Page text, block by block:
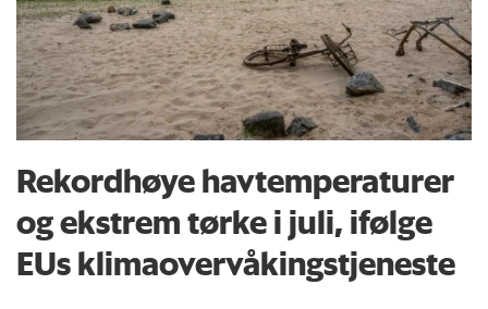
Rekordhøye havtemperaturer
og ekstrem tørke i juli, ifølge
EUs klima­overvåkings­tjeneste